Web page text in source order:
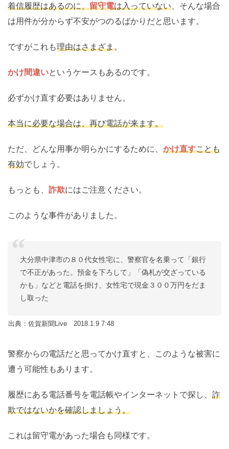
着信履歴はあるのに、留守電は入っていない 、そんな場合
は用件が分からず不安がつのるばかりだと思います。
ですがこれも理由はさまざま。
かけ間違いというケースもあるのです。
必ずかけ直す必要はありません。
本当に必要な場合は、再び電話が来ます。
ただ、どんな用事か明らかにするために、 かけ直すことも
有効でしょう。
もっとも、 詐欺にはご注意ください。
このような事件がありました。
大分県中津市の８０代女性宅に、警察官を名乗って「銀行
で不正があった。預金を下ろして」「偽札が交ざっている
かも」などと電話を掛け、女性宅で現金３００万円をだま
し取った
出典：佐賀新聞Live 2018.1.9 7:48
警察からの電話だと思ってかけ直すと、このような被害に
遭う可能性もあります。
履歴にある電話番号を電話帳やインターネットで探し、 詐
欺ではないかを確認しましょう。
これは留守電があった場合も同様です。